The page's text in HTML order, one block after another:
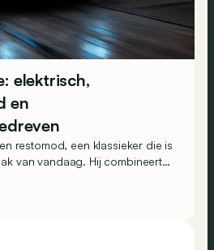
elektrisch,
en
restomod, een klassieker die is
van vandaag. Hij combineert